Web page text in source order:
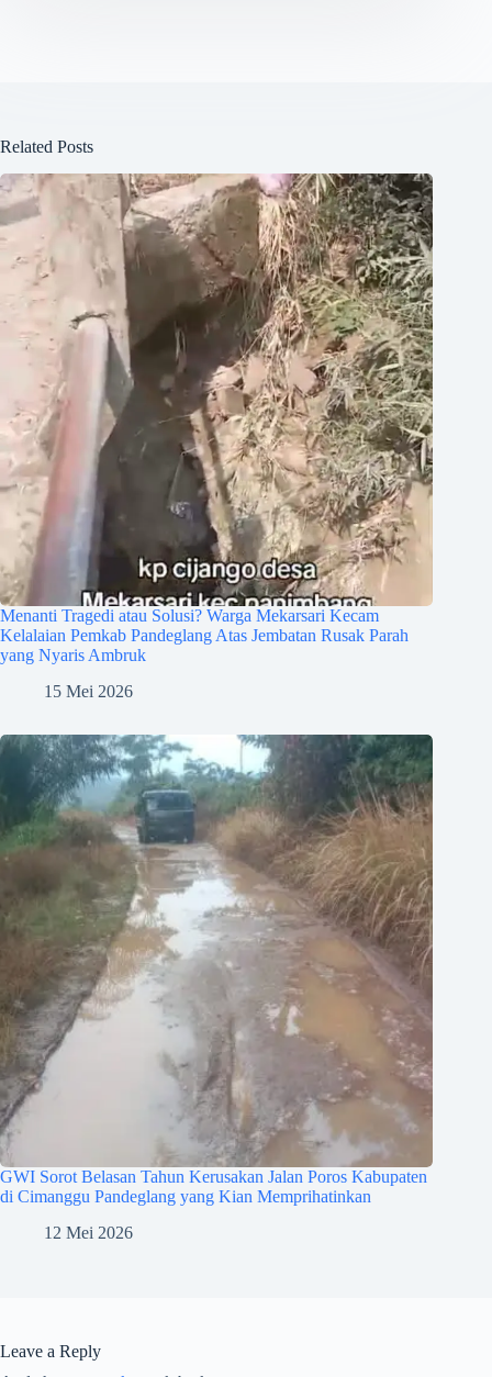
Related Posts
Menanti Tragedi atau Solusi? Warga Mekarsari Kecam
Kelalaian Pemkab Pandeglang Atas Jembatan Rusak Parah
yang Nyaris Ambruk
15 Mei 2026
GWI Sorot Belasan Tahun Kerusakan Jalan Poros Kabupaten
di Cimanggu Pandeglang yang Kian Memprihatinkan
12 Mei 2026
Leave a Reply